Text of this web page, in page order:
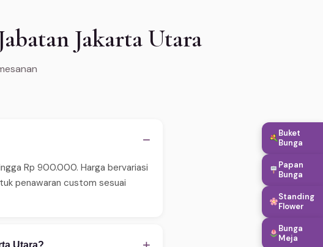
Jakarta Utara
−
Rp 900.000. Harga bervariasi
penawaran custom sesuai
Utara?
Buket
Bunga
Papan
Bunga
Standing
Flower
Bunga
Meja